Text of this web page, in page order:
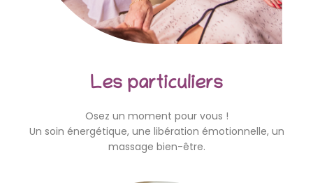
Les particuliers
Osez un moment pour vous !
Un soin énergétique, une libération émotionnelle, un
massage bien-être.